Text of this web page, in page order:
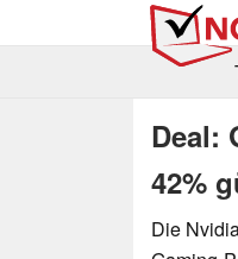
Deal:
42%
Die